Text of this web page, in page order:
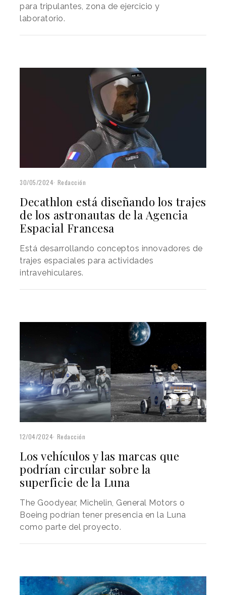
para tripulantes, zona de ejercicio y
laboratorio.
30/05/2024 Redacción
Decathlon está diseñando los trajes
de los astronautas de la Agencia
Espacial Francesa
Está desarrollando conceptos innovadores de
trajes espaciales para actividades
intravehiculares.
12/04/2024 Redacción
Los vehículos y las marcas que
podrían circular sobre la
superficie de la Luna
The Goodyear, Michelin, General Motors o
Boeing podrían tener presencia en la Luna
como parte del proyecto.